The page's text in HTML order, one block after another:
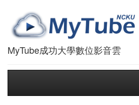
MyTube成功大學數位影音雲